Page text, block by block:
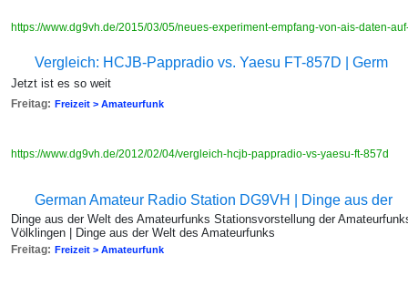
https://www.dg9vh.de/2015/03/05/neues-experiment-empfang-von-ais-daten-
Vergleich: HCJB-Pappradio vs. Yaesu FT-857D | Germ
Jetzt ist es so weit
Freitag: Freizeit > Amateurfunk
https://www.dg9vh.de/2012/02/04/vergleich-hcjb-pappradio-vs-yaesu-ft-857d
German Amateur Radio Station DG9VH | Dinge aus der
Dinge aus der Welt des Amateurfunks Stationsvorstellung der
Völklingen | Dinge aus der Welt des Amateurfunks
Freitag: Freizeit > Amateurfunk